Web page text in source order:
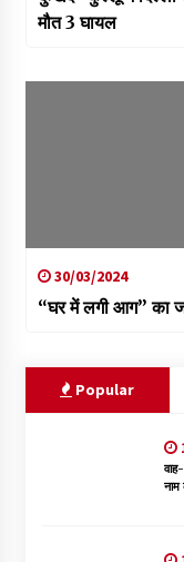
मौत 3 घायल
30/03/2024
“घर में लगी आग” का
Popular
नाम